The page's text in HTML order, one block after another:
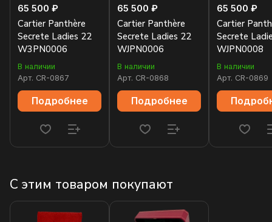
65 500 ₽
Cartier Panthère
Secrete Ladies 22
W3PN0006
В наличии
Арт. CR-0867
Подробнее
65 500 ₽
Cartier Panthère
Secrete Ladies 22
WJPN0006
В наличии
Арт. CR-0868
Подробнее
65 500 ₽
Cartier
Secrete
WJPN0008
В наличии
Арт. CR-0869
С этим товаром покупают